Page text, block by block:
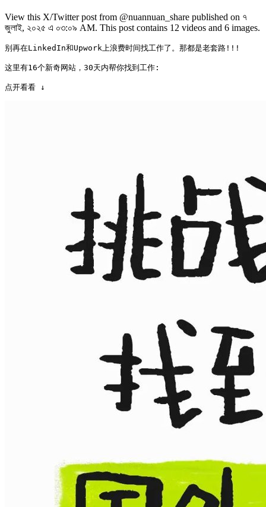
View this X/Twitter post from @nuannuan_share published on ৭
জুলাই, ২০২৫ এ ০৩:০৯ AM. This post contains 12 videos and 6 images.
别再在LinkedIn和Upwork上浪费时间找工作了。那都是老套路!!!
这里有16个新奇网站，30天内帮你找到工作:
点开看看 ↓